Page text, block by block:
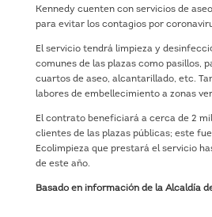
Kennedy cuenten con servicios de
para evitar los contagios por
El servicio tendrá limpieza y
comunes de las plazas como pasillos,
cuartos de aseo, alcantarillado, etc.
labores de embellecimiento a zonas
El contrato beneficiará a cerca de 2
clientes de las plazas públicas; este
Ecolimpieza que prestará el servicio
de este año.
Basado en información de la Alcaldía